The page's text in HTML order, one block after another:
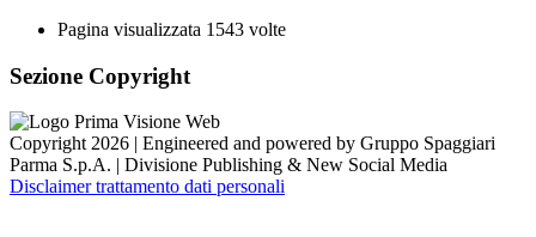
Pagina visualizzata 1543 volte
Sezione Copyright
Copyright 2026 | Engineered and powered by Gruppo Spaggiari
Parma S.p.A. | Divisione Publishing & New Social Media
Disclaimer trattamento dati personali